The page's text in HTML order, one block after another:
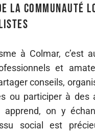
la communauté
à Colmar, c’est
et
conseils,
ou participer à des
apprend, on y
social est